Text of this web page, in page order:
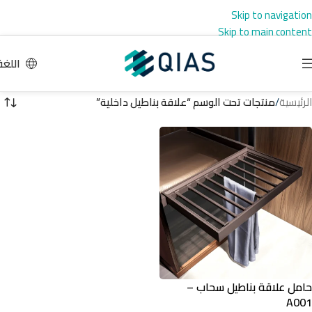
Skip to navigation
Skip to main content
الرئيسية/منتجات تحت الوسم “علاقة بناطيل داخلية”
حامل علاقة بناطيل سحاب –
A001